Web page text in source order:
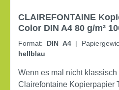
CLAIREFONTAINE
Color DIN A4 80 g/m²
hellblau
Format: DIN A4 |
hellblau
Wenn es mal nicht
Clairefontaine Kopierpapier